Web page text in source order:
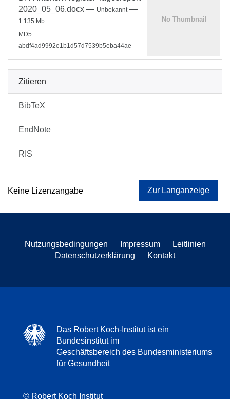
2020_05_06.docx — Unbekannt —
1.135 Mb
MD5:
abdf4ad9992e1b1d57d7539b5eba44ae
Zitieren
BibTeX
EndNote
RIS
Keine Lizenzangabe Zur Langanzeige
Nutzungsbedingungen Impressum
Leitlinien
Datenschutzerklärung
Kontakt
Das Robert Koch-Institut ist ein
Bundesinstitut im
Geschäftsbereich des Bundesministeriums
für Gesundheit
© Robert Koch Institut